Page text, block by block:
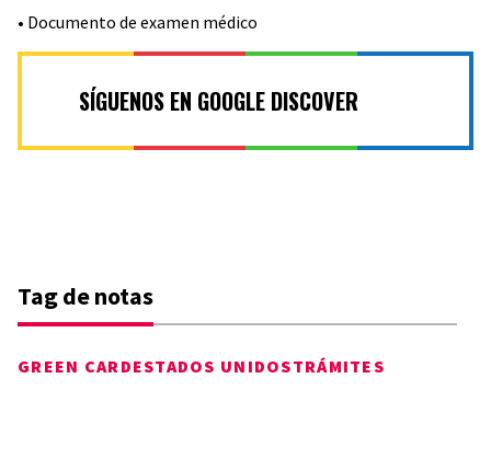
• Documento de examen médico
SÍGUENOS EN GOOGLE DISCOVER
Tag de notas
GREEN CARDESTADOS UNIDOSTRÁMITES